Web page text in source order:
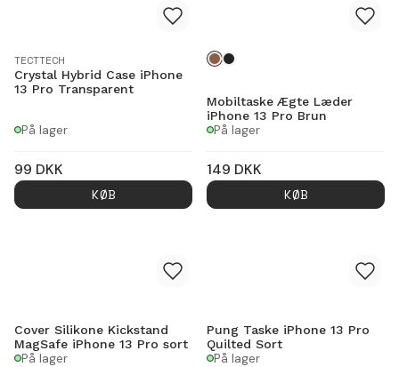
TECTTECH
Crystal Hybrid Case iPhone
13 Pro Transparent
På lager
99 DKK
KØB
Mobiltaske Ægte Læder
iPhone 13 Pro Brun
På lager
149 DKK
KØB
Cover Silikone Kickstand
MagSafe iPhone 13 Pro sort
På lager
Pung Taske iPhone 13 Pro
Quilted Sort
På lager